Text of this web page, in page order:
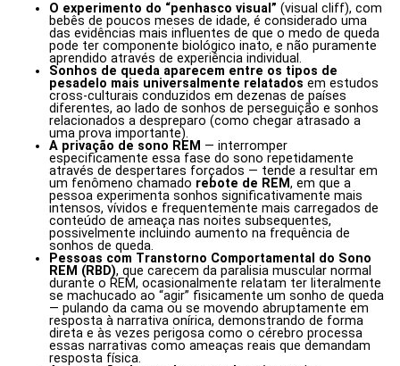
O experimento do “penhasco visual” (visual cliff), com
bebês de poucos meses de idade, é considerado uma
das evidências mais influentes de que o medo de queda
pode ter componente biológico inato, e não puramente
aprendido através de experiência individual.
Sonhos de queda aparecem entre os tipos de
pesadelo mais universalmente relatados em estudos
cross-culturais conduzidos em dezenas de países
diferentes, ao lado de sonhos de perseguição e sonhos
relacionados a despreparo (como chegar atrasado a
uma prova importante).
A privação de sono REM — interromper
especificamente essa fase do sono repetidamente
através de despertares forçados — tende a resultar em
um fenômeno chamado rebote de REM, em que a
pessoa experimenta sonhos significativamente mais
intensos, vívidos e frequentemente mais carregados de
conteúdo de ameaça nas noites subsequentes,
possivelmente incluindo aumento na frequência de
sonhos de queda.
Pessoas com Transtorno Comportamental do Sono
REM (RBD), que carecem da paralisia muscular normal
durante o REM, ocasionalmente relatam ter literalmente
se machucado ao “agir” fisicamente um sonho de queda
— pulando da cama ou se movendo abruptamente em
resposta à narrativa onírica, demonstrando de forma
direta e às vezes perigosa como o cérebro processa
essas narrativas como ameaças reais que demandam
resposta física.